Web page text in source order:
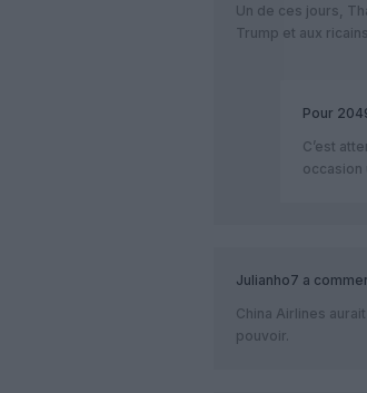
Un de ces jours,
Trump et aux
Pour
C’est
occasion
Julianho7 a
China Airlines
pouvoir.